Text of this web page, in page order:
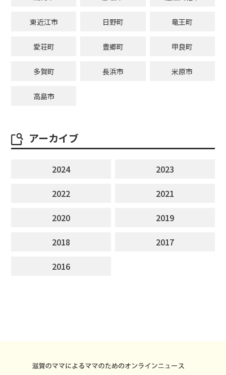
東近江市 日野町 竜王町
愛荘町 豊郷町 甲良町
多賀町 長浜市 米原市
高島市
アーカイブ
2024
2023
2022
2021
2020
2019
2018
2017
2016